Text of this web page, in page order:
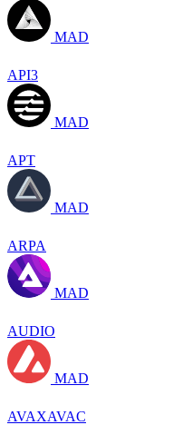
MAD
API3
MAD
APT
MAD
ARPA
MAD
AUDIO
MAD
AVAXAVAC